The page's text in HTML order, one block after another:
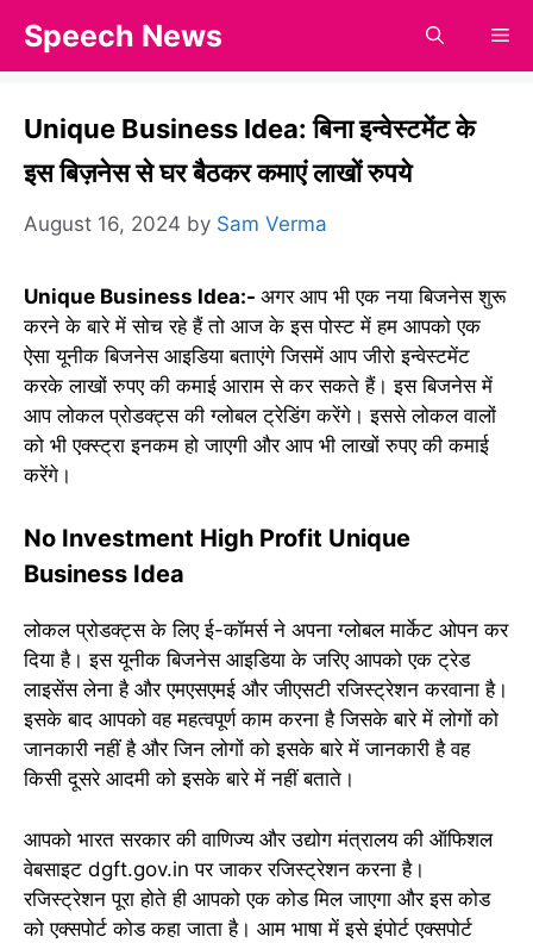
content
Speech News
Unique Business Idea: बिना इन्वेस्टमेंट के
इस बिज़नेस से घर बैठकर कमाएं लाखों रुपये
August 16, 2024 by Sam Verma
Unique Business Idea:- अगर आप भी एक नया बिजनेस शुरू
करने के बारे में सोच रहे हैं तो आज के इस पोस्ट में हम आपको एक
ऐसा यूनीक बिजनेस आइडिया बताएंगे जिसमें आप जीरो इन्वेस्टमेंट
करके लाखों रुपए की कमाई आराम से कर सकते हैं। इस बिजनेस में
आप लोकल प्रोडक्ट्स की ग्लोबल ट्रेडिंग करेंगे। इससे लोकल वालों
को भी एक्स्ट्रा इनकम हो जाएगी और आप भी लाखों रुपए की कमाई
करेंगे।
No Investment High Profit Unique
Business Idea
लोकल प्रोडक्ट्स के लिए ई-कॉमर्स ने अपना ग्लोबल मार्केट ओपन कर
दिया है। इस यूनीक बिजनेस आइडिया के जरिए आपको एक ट्रेड
लाइसेंस लेना है और एमएसएमई और जीएसटी रजिस्ट्रेशन करवाना है।
इसके बाद आपको वह महत्वपूर्ण काम करना है जिसके बारे में लोगों को
जानकारी नहीं है और जिन लोगों को इसके बारे में जानकारी है वह
किसी दूसरे आदमी को इसके बारे में नहीं बताते।
आपको भारत सरकार की वाणिज्य और उद्योग मंत्रालय की ऑफिशल
वेबसाइट dgft.gov.in पर जाकर रजिस्ट्रेशन करना है।
रजिस्ट्रेशन पूरा होते ही आपको एक कोड मिल जाएगा और इस कोड
को एक्सपोर्ट कोड कहा जाता है। आम भाषा में इसे इंपोर्ट एक्सपोर्ट